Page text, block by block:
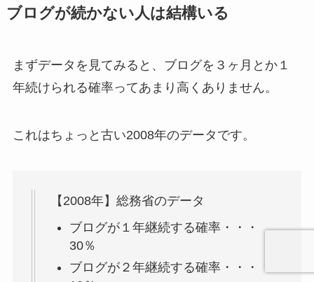
ブログが続かない人は結構いる
まずデータを見てみると、ブログを３ヶ月とか１
年続けられる確率ってあまり高くありません。
これはちょっと古い2008年のデータです。
【2008年】総務省のデータ
ブログが１年継続する確率・・・
30％
ブログが２年継続する確率・・・